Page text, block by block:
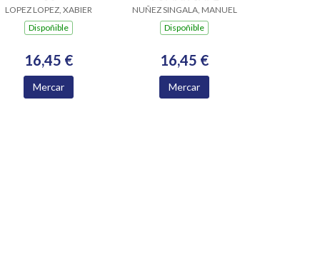
LOPEZ LOPEZ, XABIER
Dispoñible
16,45 €
Mercar
NUÑEZ SINGALA, MANUEL
Dispoñible
16,45 €
Mercar